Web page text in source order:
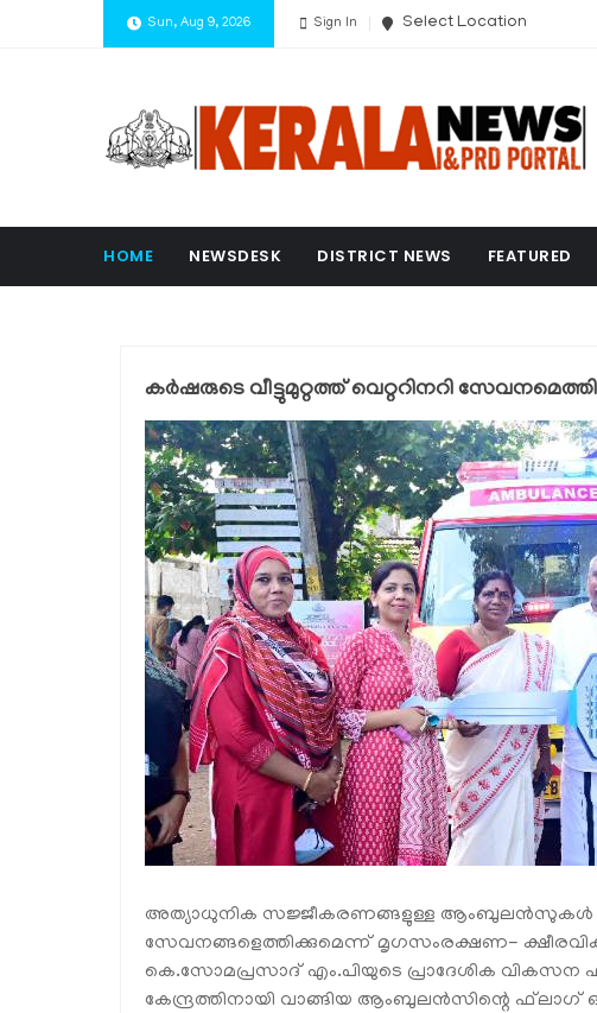
Sun, Aug 9, 2026 Sign In Select Location
HOME NEWSDESK DISTRICT NEWS FEATURED
കര്‍ഷരുടെ വീട്ടുമുറ്റത്ത് വെറ്ററിനറി
അത്യാധുനിക സജ്ജീകരണങ്ങളുള്ള ആംബുലന്‍സുകള്‍
സേവനങ്ങളെത്തിക്കുമെന്ന് മൃഗസംരക്ഷണ-
കെ.സോമപ്രസാദ് എം.പിയുടെ പ്രാദേശിക വികസന ഫണ്ട്
കേന്ദ്രത്തിനായി വാങ്ങിയ ആംബുലന്‍സിന്റെ ഫ്‌ലാഗ്